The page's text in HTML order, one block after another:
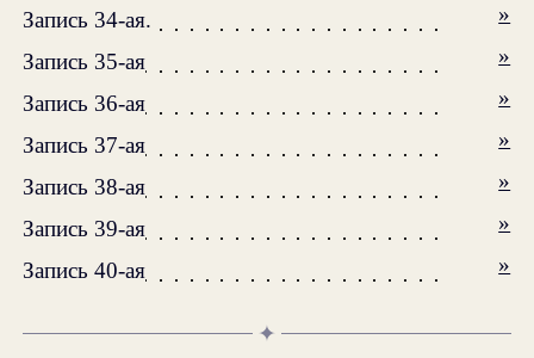
Запись 34-ая.
»
Запись 35-ая
»
Запись 36-ая
»
Запись 37-ая
»
Запись 38-ая
»
Запись 39-ая
»
Запись 40-ая
»
✦